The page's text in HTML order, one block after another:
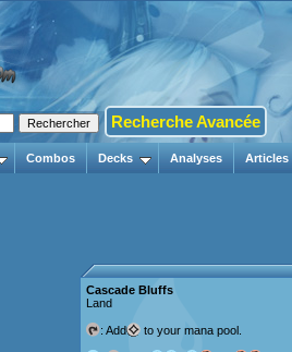
Recherche Avancée
Combos Decks Analyses Articles
Cascade Bluffs
Land
: Add to your mana pool.